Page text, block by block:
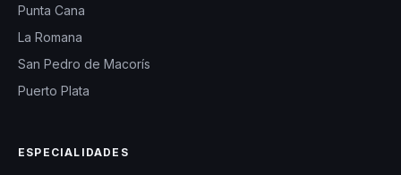
Punta Cana
La Romana
San Pedro de Macorís
Puerto Plata
ESPECIALIDADES